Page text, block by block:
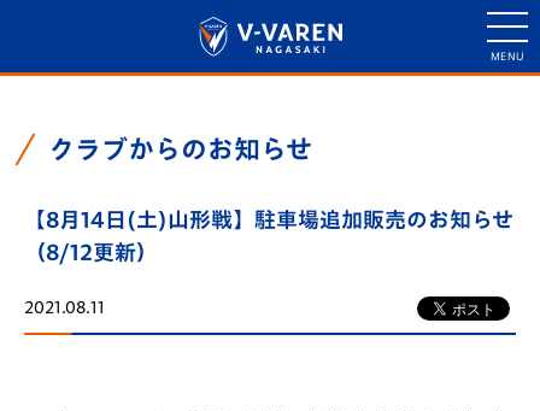
クラブからのお知らせ
【8月14日(土)山形戦】駐車場追加販売のお知らせ
（8/12更新）
2021.08.11